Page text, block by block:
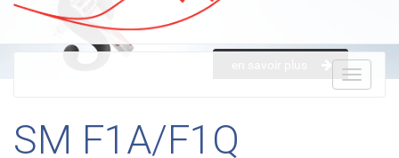
SM F1A/F1Q